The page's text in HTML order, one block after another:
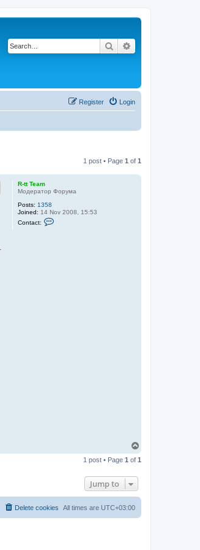
Search
Login
Register
1 post • Page 1 of 1
R-tt Team
Модератор Форума
Posts: 1358
Joined: 14 Nov 2008, 15:53
Contact:
p
1 post • Page 1 of 1
Jump to
All times are UTC+03:00
Delete cookies